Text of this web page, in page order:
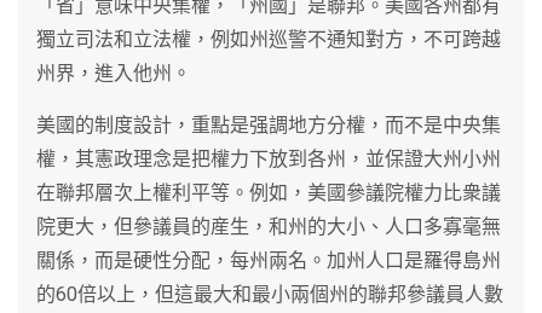
「省」意味中央集權，「州國」是聯邦。美國各州都有
獨立司法和立法權，例如州巡警不通知對方，不可跨越
州界，進入他州。
美國的制度設計，重點是强調地方分權，而不是中央集
權，其憲政理念是把權力下放到各州，並保證大州小州
在聯邦層次上權利平等。例如，美國參議院權力比衆議
院更大，但參議員的産生，和州的大小、人口多寡毫無
關係，而是硬性分配，每州兩名。加州人口是羅得島州
的60倍以上，但這最大和最小兩個州的聯邦參議員人數